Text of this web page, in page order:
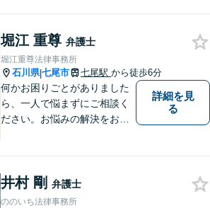
産、個人再生、任意整理）
や、 離婚、相続、交通事故、
慰謝料などの問題解決をお手
伝いします
堀江 重尊 弁護士
堀江重尊法律事務所
石川県|七尾市 七尾駅 から徒歩6分
何かお困りごとがありました
ら、一人で悩まずにご相談く
ださい。お悩みの解決をお手
詳細を見
る
井村 剛 弁護士
ののいち法律事務所